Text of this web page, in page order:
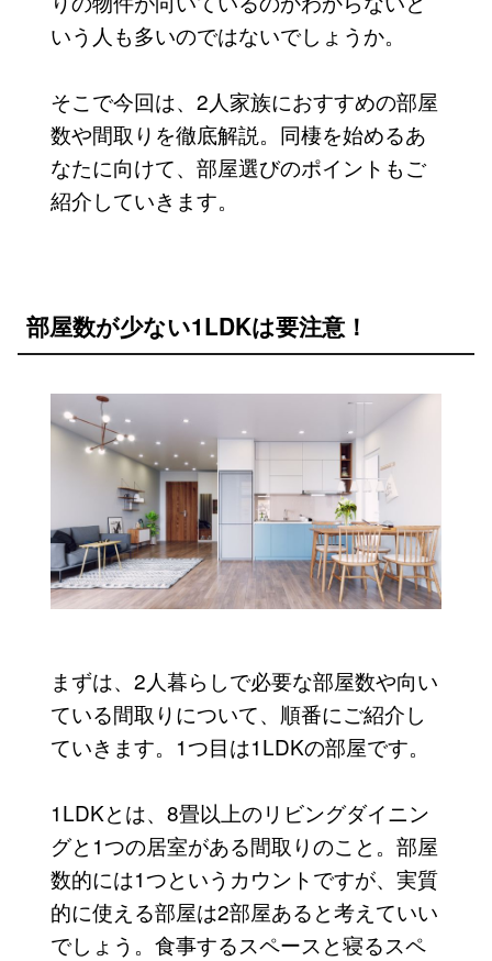
いう人も多いのではないでしょうか。
そこで今回は、2人家族におすすめの部屋
数や間取りを徹底解説。同棲を始めるあ
なたに向けて、部屋選びのポイントもご
紹介していきます。
部屋数が少ない1LDKは要注意！
まずは、2人暮らしで必要な部屋数や向い
ている間取りについて、順番にご紹介し
ていきます。1つ目は1LDKの部屋です。
1LDKとは、8畳以上のリビングダイニン
グと1つの居室がある間取りのこと。部屋
数的には1つというカウントですが、実質
的に使える部屋は2部屋あると考えていい
でしょう。食事するスペースと寝るスペ